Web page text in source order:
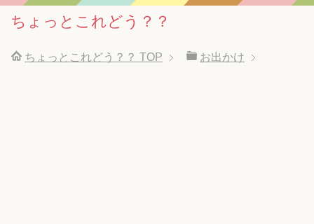
ちょっとこれどう？？
ちょっとこれどう？？ TOP お出かけ